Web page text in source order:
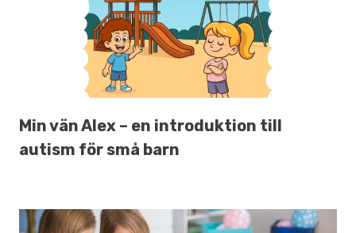
Min vän Alex – en introduktion till
autism för små barn